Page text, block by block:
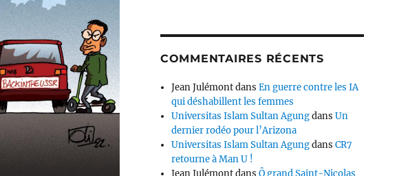
COMMENTAIRES RÉCENTS
Jean JulémontdansEn guerre contre les IA
qui déshabillent les femmes
Universitas Islam Sultan AgungdansUn
dernier rodéo pour l’Arizona
Universitas Islam Sultan AgungdansCR7
retourne à Man U !